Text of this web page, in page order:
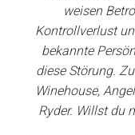
weisen
Kontrollverlust
bekannte
diese Störung.
Winehouse,
Ryder. Willst du